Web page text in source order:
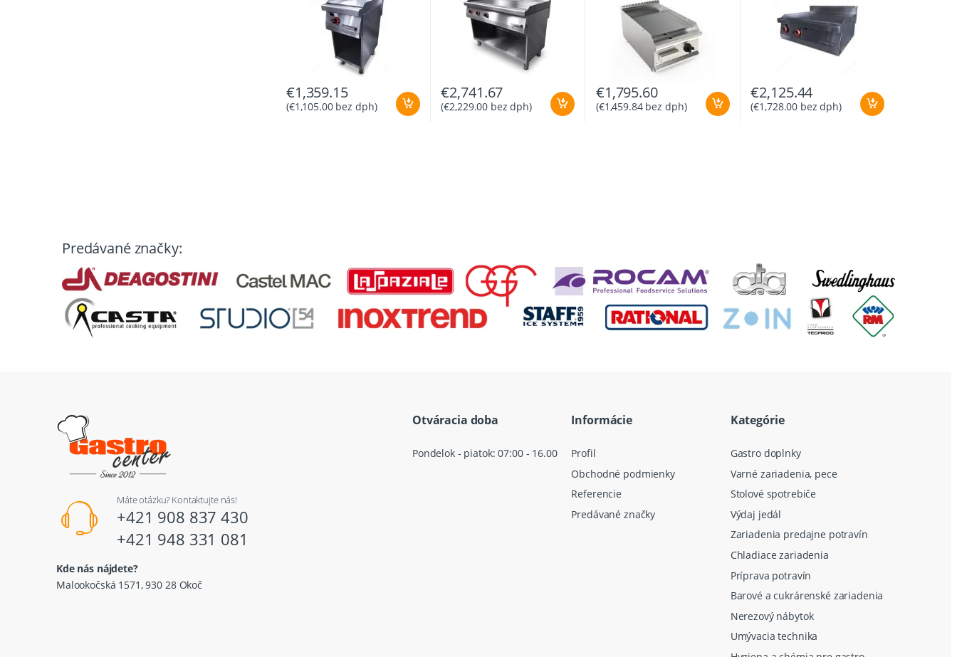
€1,359.15
(€1,105.00bez dph)
€2,741.67
(€2,229.00 bez dph)
€1,795.60
(€1,459.84bez dph)
€2,125.44
(€1,728.00 bez dph)
Predávané značky:
Máte otázku? Kontaktujte nás!
+421 908 837 430
+421 948 331 081
Kde nás nájdete?
Malookočská 1571, 930 28 Okoč
Otváracia doba
Pondelok - piatok: 07:00 - 16.00
Informácie
Profil
Obchodné podmienky
Referencie
Predávané značky
Kategórie
Gastro doplnky
Varné zariadenia, pece
Stolové spotrebiče
Výdaj jedál
Zariadenia predajne potravín
Chladiace zariadenia
Príprava potravín
Barové a cukrárenské zariadenia
Nerezový nábytok
Umývacia technika